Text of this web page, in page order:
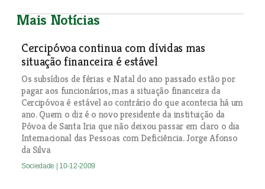
Mais Notícias
Cercipóvoa continua com dívidas mas
situação financeira é estável
Os subsídios de férias e Natal do ano passado estão por
pagar aos funcionários, mas a situação financeira da
Cercipóvoa é estável ao contrário do que acontecia há um
ano. Quem o diz é o novo presidente da instituição da
Póvoa de Santa Iria que não deixou passar em claro o dia
Internacional das Pessoas com Deficiência. Jorge Afonso
da Silva
Sociedade | 10-12-2009